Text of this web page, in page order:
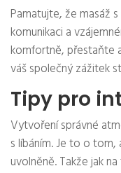
Pamatujte, že masáž
komunikaci a
komfortně, přestaňte
váš společný zážitek
Tipy pro
Vytvoření správné
s líbáním. Je to o
uvolněně. Takže jak